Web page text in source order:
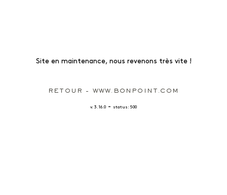
Site en maintenance, nous revenons très vite !
RETOUR - WWW.BONPOINT.COM
v. 3.16.0 - status: 500